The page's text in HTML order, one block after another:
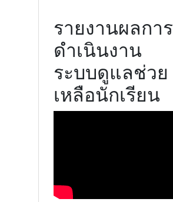
รายงานผลการ
ดำเนินงาน
ระบบดูแลช่วย
เหลือนักเรียน